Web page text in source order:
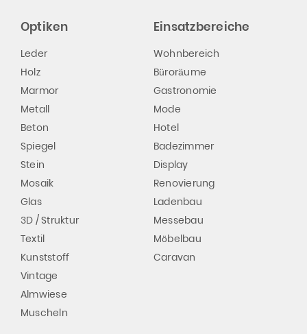
Optiken
Leder
Holz
Marmor
Metall
Beton
Spiegel
Stein
Mosaik
Glas
3D / Struktur
Textil
Kunststoff
Vintage
Almwiese
Muscheln
Einsatzbereiche
Wohnbereich
Büroräume
Gastronomie
Mode
Hotel
Badezimmer
Display
Renovierung
Ladenbau
Messebau
Möbelbau
Caravan